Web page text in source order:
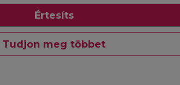
Értesíts
Tudjon meg többet